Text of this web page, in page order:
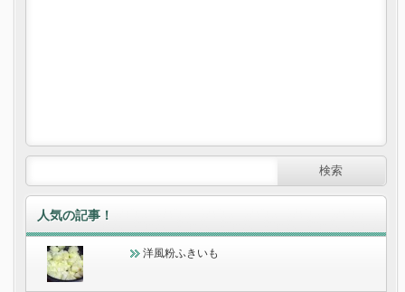
人気の記事！
洋風粉ふきいも